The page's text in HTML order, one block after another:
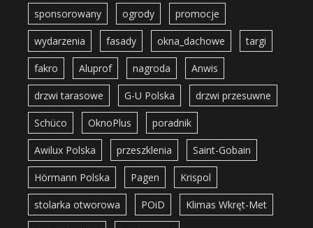
sponsorowany ogrody promocje
wydarzenia fasady okna_dachowe targi
fakro Aluprof nagroda Anwis
drzwi tarasowe G-U Polska drzwi przesuwne
Schüco OknoPlus poradnik
Awilux Polska przeszklenia Saint-Gobain
Hörmann Polska Pagen Krispol
stolarka otworowa POiD Klimas Wkręt-Met